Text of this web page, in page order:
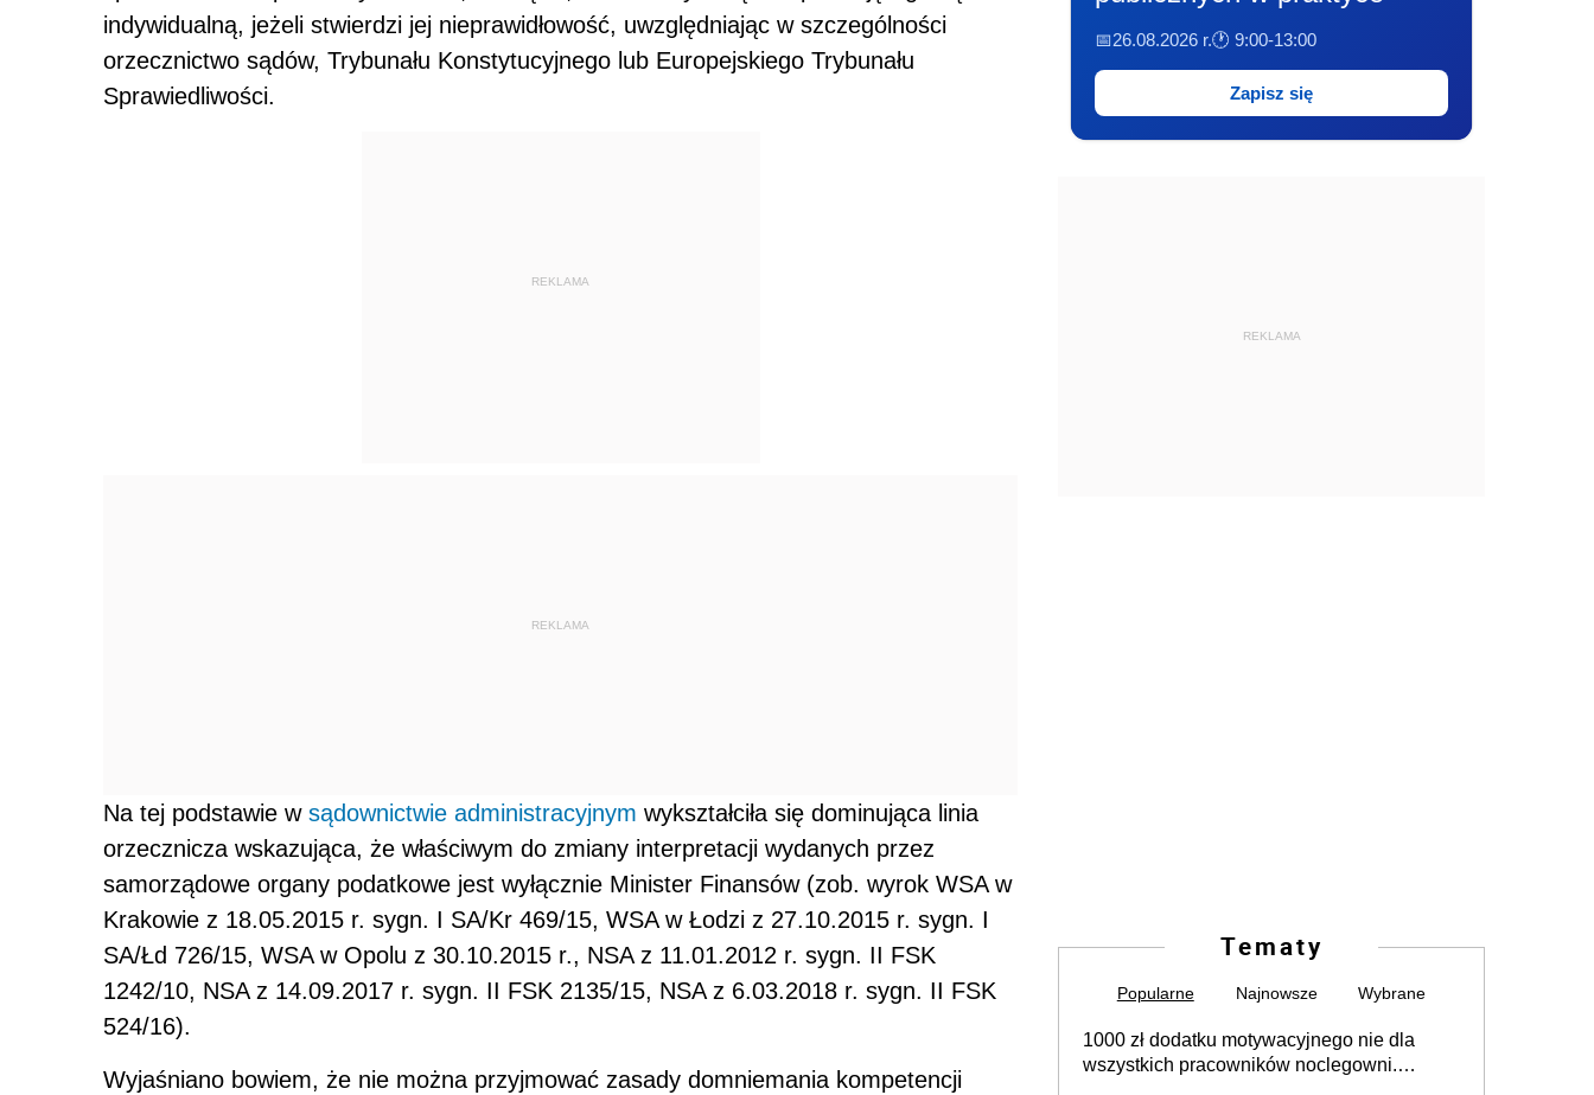
indywidualną, jeżeli stwierdzi jej nieprawidłowość, uwzględniając w szczególności
orzecznictwo sądów, Trybunału Konstytucyjnego lub Europejskiego Trybunału
Sprawiedliwości.
REKLAMA
REKLAMA
Na tej podstawie w sądownictwie administracyjnym wykształciła się dominująca linia
orzecznicza wskazująca, że właściwym do zmiany interpretacji wydanych przez
samorządowe organy podatkowe jest wyłącznie Minister Finansów (zob. wyrok WSA w
Krakowie z 18.05.2015 r. sygn. I SA/Kr 469/15, WSA w Łodzi z 27.10.2015 r. sygn. I
SA/Łd 726/15, WSA w Opolu z 30.10.2015 r., NSA z 11.01.2012 r. sygn. II FSK
1242/10, NSA z 14.09.2017 r. sygn. II FSK 2135/15, NSA z 6.03.2018 r. sygn. II FSK
524/16).
Wyjaśniano bowiem, że nie można przyjmować zasady domniemania kompetencji
📅26.08.2026 r.🕐 9:00-13:00
Zapisz się
REKLAMA
Tematy
Popularne Najnowsze Wybrane
1000 zł dodatku motywacyjnego nie dla
wszystkich pracowników noclegowni.